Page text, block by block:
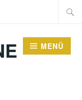
Suche
MENÜ